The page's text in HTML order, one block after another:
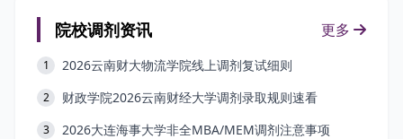
院校调剂资讯 更多
1 2026云南财大物流学院线上调剂复试细则
2 财政学院2026云南财经大学调剂录取规则速看
3 2026大连海事大学非全MBA/MEM调剂注意事项